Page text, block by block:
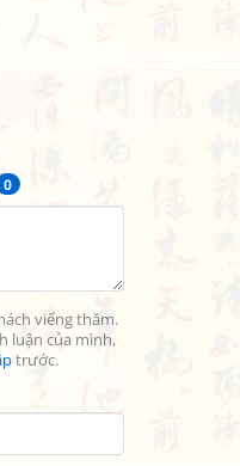
0
viếng thăm.
luận của mình,
trước.